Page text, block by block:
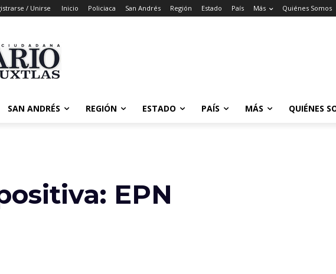
/ Unirse Inicio Policiaca San Andrés Región Estado País Más Quiénes Somos
SAN ANDRÉS REGIÓN ESTADO PAÍS MÁS QUIÉNES
EPN